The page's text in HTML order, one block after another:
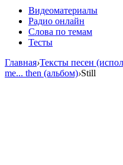
Видеоматериалы
Радио онлайн
Слова по темам
Тесты
Главная›Тексты песен
me... then (альбом)›Still